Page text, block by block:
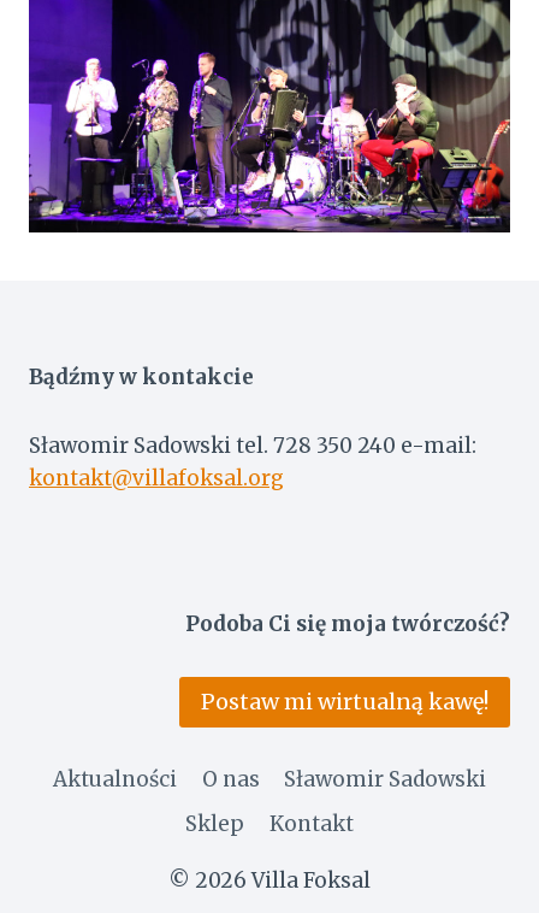
Bądźmy w kontakcie
Sławomir Sadowski tel. 728 350 240 e-mail:
kontakt@villafoksal.org
Podoba Ci się moja twórczość?
Postaw mi wirtualną kawę!
Aktualności O nas
Sławomir Sadowski
Sklep
Kontakt
© 2026 Villa Foksal